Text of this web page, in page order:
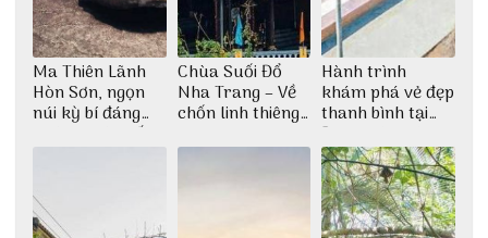
Ma Thiên Lãnh
Hòn Sơn, ngọn
núi kỳ bí đáng
khám phá nhất
Chùa Suối Đổ
Nha Trang – Về
chốn linh thiêng
thiền định
Hành trình
khám phá vẻ đẹp
thanh bình tại
Đảo Phú Quý